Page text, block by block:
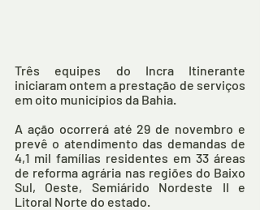
Três equipes do Incra Itinerante
iniciaram ontem a prestação de serviços
em oito municípios da Bahia.
A ação ocorrerá até 29 de novembro e
prevê o atendimento das demandas de
4,1 mil famílias residentes em 33 áreas
de reforma agrária nas regiões do Baixo
Sul, Oeste, Semiárido Nordeste II e
Litoral Norte do estado.